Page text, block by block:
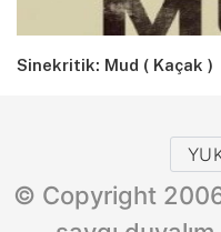
Sinekritik: Mud ( Kaçak )
© Copyright